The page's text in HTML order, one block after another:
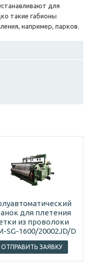
для
такие габионы
например, парков.
для плетения
из проволоки
SG-1600/20002JD/D
ОТПРАВИТЬ ЗАЯВКУ